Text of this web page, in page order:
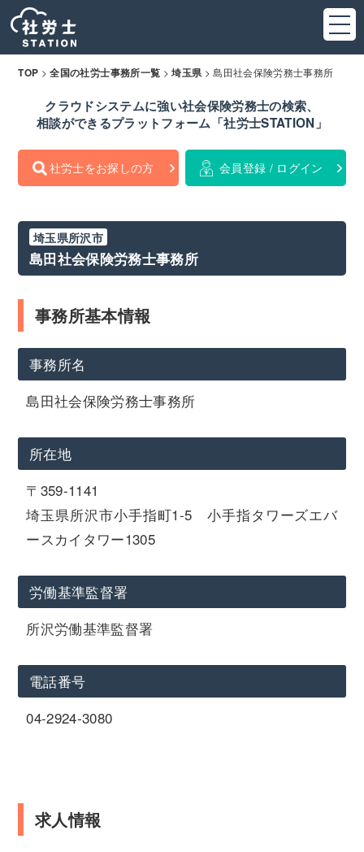
TOP >全国の社労士事務所一覧 >埼玉県 >島田社会保険労務士事務所
クラウドシステムに強い社会保険労務士の検索、
相談ができるプラットフォーム「社労士STATION」
社労士をお探しの方 会員登録 / ログイン
埼玉県所沢市
島田社会保険労務士事務所
事務所基本情報
事務所名
島田社会保険労務士事務所
所在地
〒359-1141
埼玉県所沢市小手指町1-5 小手指タワーズエバ
ースカイタワー1305
労働基準監督署
所沢労働基準監督署
電話番号
04-2924-3080
求人情報